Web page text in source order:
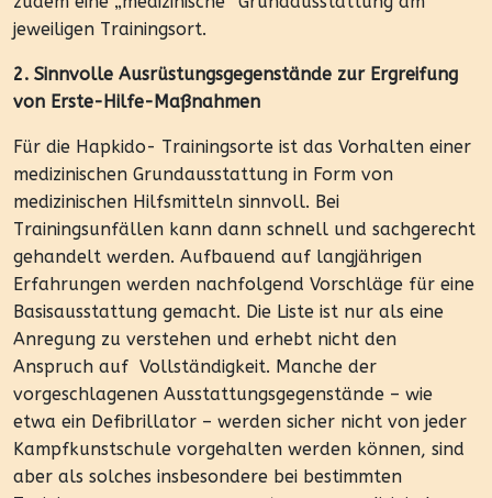
jeweiligen Trainingsort.
2. Sinnvolle Ausrüstungsgegenstände zur Ergreifung
von Erste-Hilfe-Maßnahmen
Für die Hapkido- Trainingsorte ist das Vorhalten einer
medizinischen Grundausstattung in Form von
medizinischen Hilfsmitteln sinnvoll. Bei
Trainingsunfällen kann dann schnell und sachgerecht
gehandelt werden. Aufbauend auf langjährigen
Erfahrungen werden nachfolgend Vorschläge für eine
Basisausstattung gemacht. Die Liste ist nur als eine
Anregung zu verstehen und erhebt nicht den
Anspruch auf Vollständigkeit. Manche der
vorgeschlagenen Ausstattungsgegenstände – wie
etwa ein Defibrillator – werden sicher nicht von jeder
Kampfkunstschule vorgehalten werden können, sind
aber als solches insbesondere bei bestimmten